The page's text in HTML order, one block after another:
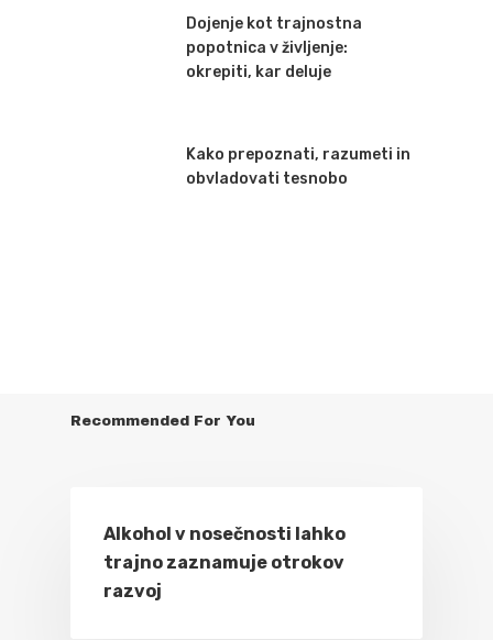
Dojenje kot trajnostna
popotnica v življenje:
okrepiti, kar deluje
Kako prepoznati, razumeti in
obvladovati tesnobo
Recommended For You
Alkohol v nosečnosti lahko
trajno zaznamuje otrokov
razvoj